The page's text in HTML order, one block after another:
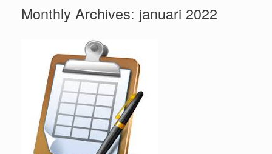
Monthly Archives: januari 2022